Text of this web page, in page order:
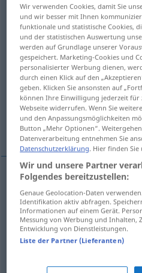
Übersicht aller
(Für mehr Details die
Kiefer, Kinnbacken
Mandibel, Unterkiefer
Schnabel, untere Teil
Vorderkiefer
Kieferm mandible MED jaw
Kinnbackenm,-ladef
Wir verwenden Cookies, damit Sie
und wir besser mit Ihnen
funktionale und statistische Cookies,
und der statistischen Auswertung
werden auf Grundlage unserer
gespeichert. Marketing-Cookies und
personalisierter Werbung dienen,
durch einen Klick auf den
geben. Klicken Sie ansonsten auf
können Ihre Einwilligung jederzeit für
Webseite widerrufen. Wenn Sie
und den Anpassungsmöglichkeiten
Button „Mehr Optionen“.
Datenverarbeitung entnehmen Sie
Datenschutzerklärung. Hier finden
Wir und unsere Partner
Folgendes bereitzustellen:
Genaue Geolocation-Daten
Identifikation aktiv abfragen.
Informationen auf einem Gerät.
Messung von Werbung und Inhalten,
Entwicklung von Dienstleistungen.
Liste der Partner (Lieferanten)